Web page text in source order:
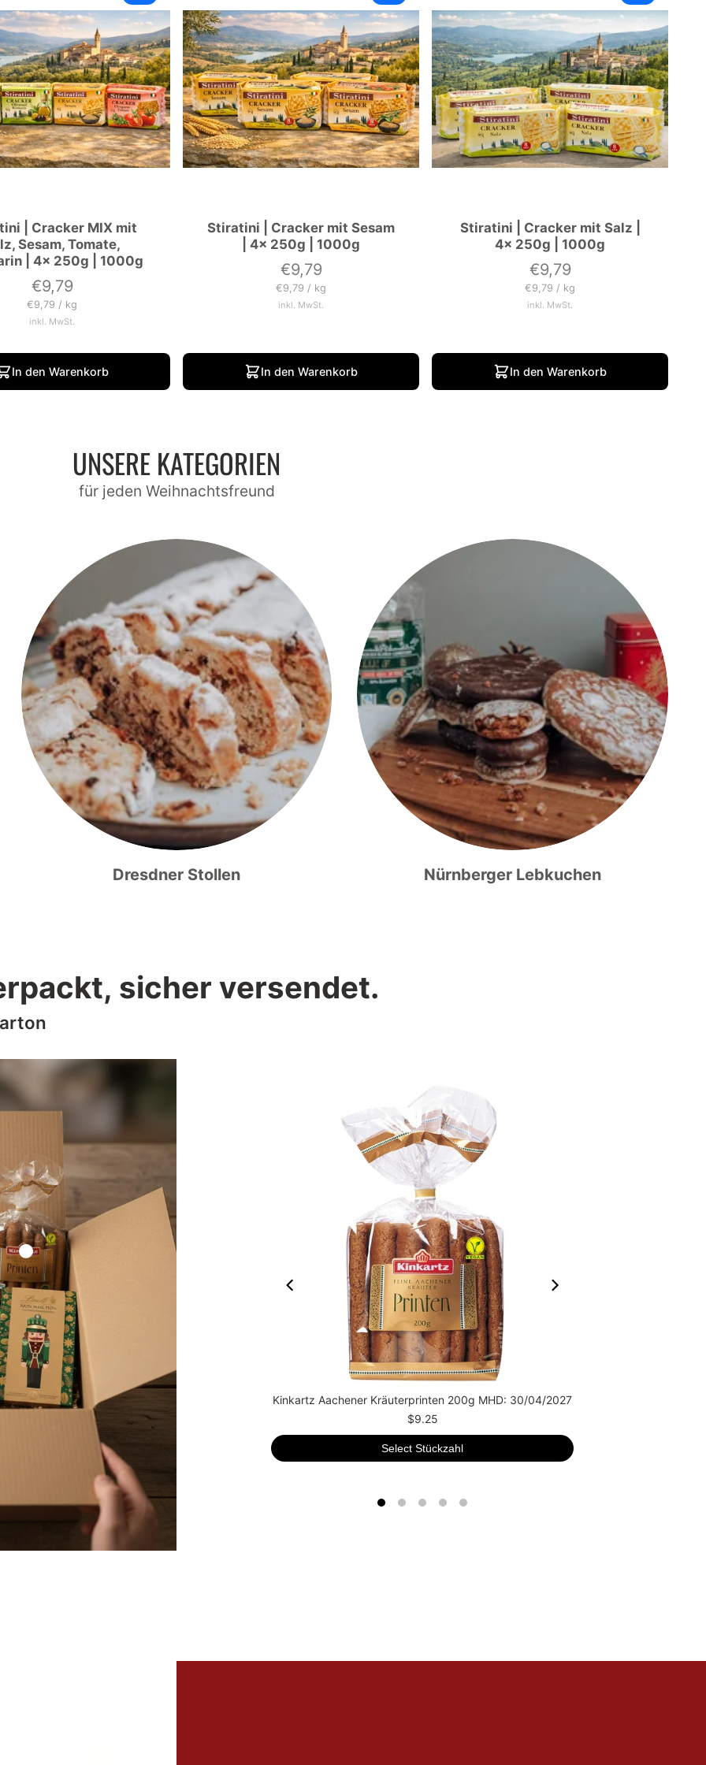
| Cracker MIX mit
Sesam, Tomate,
| 4x 250g | 1000g
Preis
€9,79
Grundpreis
€9,79 / pro
kg
inkl. MwSt.
In den Warenkorb
Stiratini | Cracker mit Sesam
| 4x 250g | 1000g
Preis
€9,79
Grundpreis
€9,79 / pro
kg
inkl. MwSt.
In den Warenkorb
Stiratini | Cracker mit Salz |
4x 250g | 1000g
Preis
€9,79
Grundpreis
€9,79 / pro
kg
inkl. MwSt.
In den Warenkorb
UNSERE KATEGORIEN
für jeden Weihnachtsfreund
Dresdner Stollen Nürnberger Lebkuchen
sicher versendet.
Kinkartz Aachener Kräuterprinten 200g MHD: 30/04/2027
$9.25
Select Stückzahl
Lindt 100g Tafel Vollmilch
$3.29
Add to Cart